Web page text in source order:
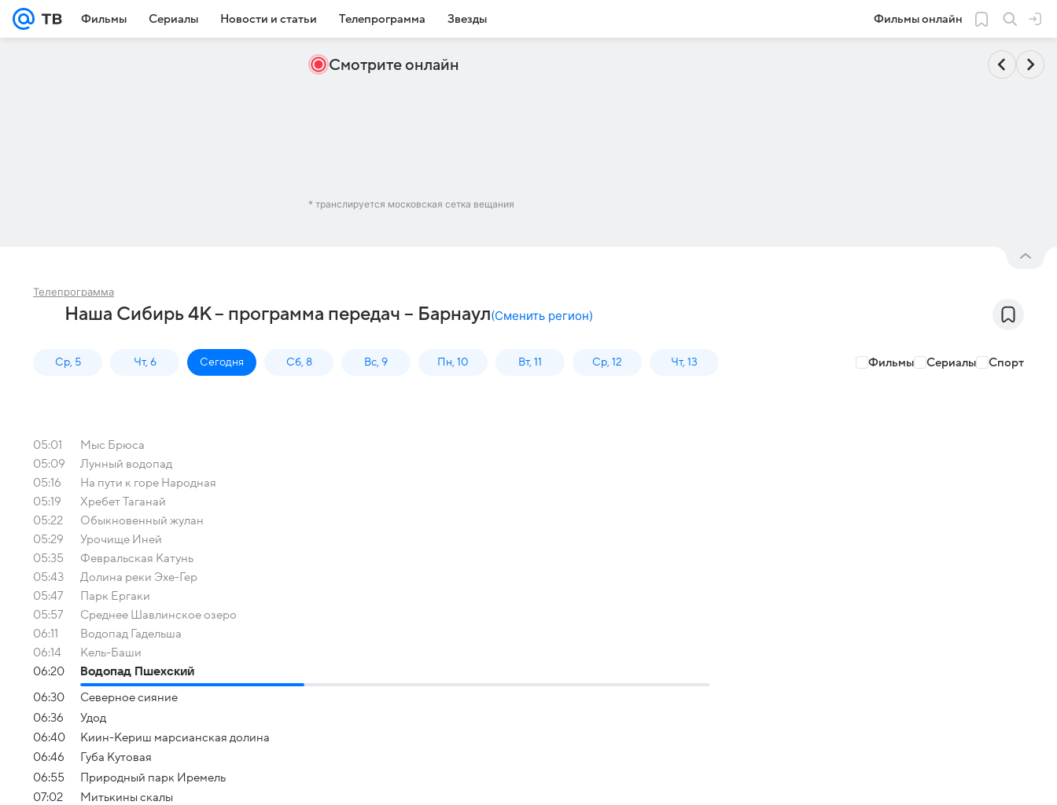
Фильмы Сериалы Новости и статьи Телепрограмма Звезды Фильмы онлайн
Смотрите онлайн
* транслируется московская сетка вещания
Телепрограмма
Наша Сибирь 4К – программа передач – Барнаул(Сменить регион)
Ср, 5 Чт, 6 Сегодня Сб, 8 Вс, 9 Пн, 10 Вт, 11 Ср, 12 Чт, 13 Фильмы Сериалы Спорт
05:01
Мыс Брюса
05:09
Лунный водопад
05:16
На пути к горе Народная
05:19
Хребет Таганай
05:22
Обыкновенный жулан
05:29
Урочище Иней
05:35
Февральская Катунь
05:43
Долина реки Эхе-Гер
05:47
Парк Ергаки
05:57
Среднее Шавлинское озеро
06:11
Водопад Гадельша
06:14
Кель-Баши
06:20
Водопад Пшехский
06:30
Северное сияние
06:36
Удод
06:40
Киин-Кериш марсианская долина
06:46
Губа Кутовая
06:55
Природный парк Иремель
07:02
Митькины скалы